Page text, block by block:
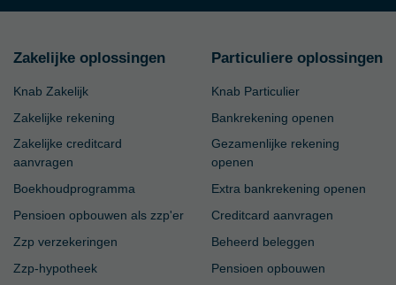
Zakelijke oplossingen
Knab Zakelijk
Zakelijke rekening
Zakelijke creditcard
aanvragen
Boekhoudprogramma
Pensioen opbouwen als zzp'er
Zzp verzekeringen
Zzp-hypotheek
Particuliere oplossingen
Knab Particulier
Bankrekening openen
Gezamenlijke rekening
openen
Extra bankrekening openen
Creditcard aanvragen
Beheerd beleggen
Pensioen opbouwen